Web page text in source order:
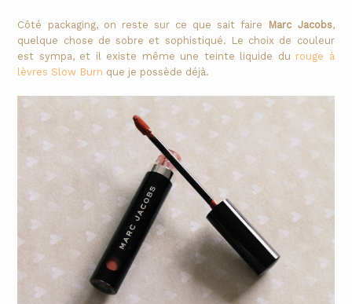
Côté packaging, on reste sur ce que sait faire Marc Jacobs,
quelque chose de sobre et sophistiqué. Le choix de couleur
est sympa, et il existe même une teinte liquide du rouge à
lèvres Slow Burn que je possède déjà.